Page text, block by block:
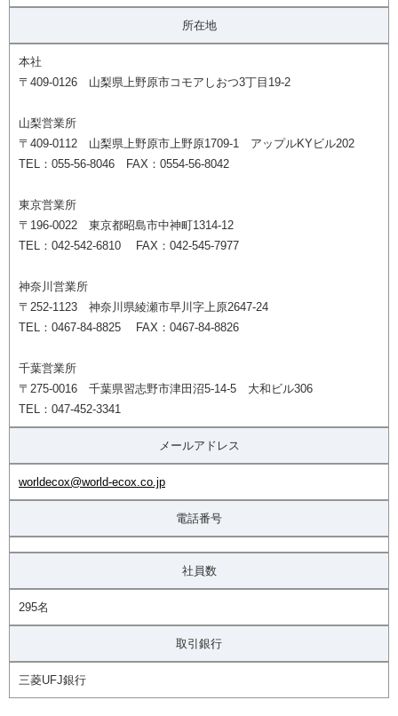
所在地
本社
〒409-0126 山梨県上野原市コモアしおつ3丁目19-2
山梨営業所
〒409-0112 山梨県上野原市上野原1709-1 アップルKYビル202
TEL：055-56-8046 FAX：0554-56-8042
東京営業所
〒196-0022 東京都昭島市中神町1314-12
TEL：042-542-6810 FAX：042-545-7977
神奈川営業所
〒252-1123 神奈川県綾瀬市早川字上原2647-24
TEL：0467-84-8825 FAX：0467-84-8826
千葉営業所
〒275-0016 千葉県習志野市津田沼5-14-5 大和ビル306
TEL：047-452-3341
メールアドレス
worldecox@world-ecox.co.jp
電話番号
社員数
295名
取引銀行
三菱UFJ銀行